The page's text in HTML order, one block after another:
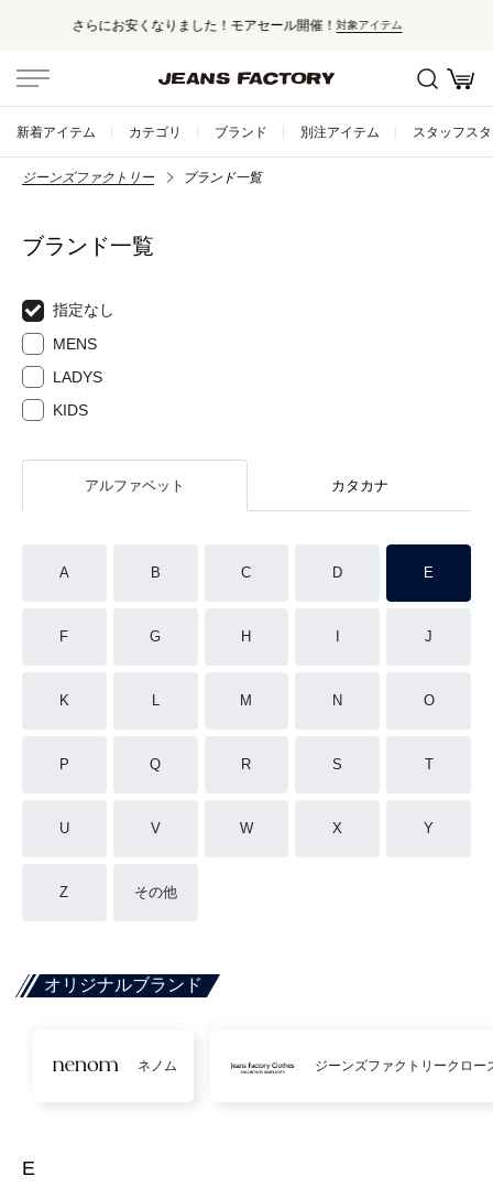
対象アイテム セール対象外アイテムは10%ポイン
新着アイテム カテゴリ ブランド 別注アイテム スタッフス
ジーンズファクトリー ブランド一覧
ブランド一覧
指定なし
MENS
LADYS
KIDS
アルファベット カタカナ
A B C D E
F G H J
K L M N O
P Q R S T
U V W X Y
Z その他
オリジナルブランド
ネノム ジーンズファクトリークロー
E